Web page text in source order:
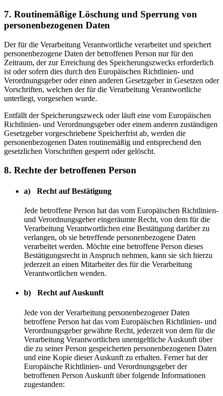
7. Routinemäßige Löschung und Sperrung von
personenbezogenen Daten
Der für die Verarbeitung Verantwortliche verarbeitet und speichert
personenbezogene Daten der betroffenen Person nur für den
Zeitraum, der zur Erreichung des Speicherungszwecks erforderlich
ist oder sofern dies durch den Europäischen Richtlinien- und
Verordnungsgeber oder einen anderen Gesetzgeber in Gesetzen oder
Vorschriften, welchen der für die Verarbeitung Verantwortliche
unterliegt, vorgesehen wurde.
Entfällt der Speicherungszweck oder läuft eine vom Europäischen
Richtlinien- und Verordnungsgeber oder einem anderen zuständigen
Gesetzgeber vorgeschriebene Speicherfrist ab, werden die
personenbezogenen Daten routinemäßig und entsprechend den
gesetzlichen Vorschriften gesperrt oder gelöscht.
8. Rechte der betroffenen Person
a) Recht auf Bestätigung
Jede betroffene Person hat das vom Europäischen Richtlinien-
und Verordnungsgeber eingeräumte Recht, von dem für die
Verarbeitung Verantwortlichen eine Bestätigung darüber zu
verlangen, ob sie betreffende personenbezogene Daten
verarbeitet werden. Möchte eine betroffene Person dieses
Bestätigungsrecht in Anspruch nehmen, kann sie sich hierzu
jederzeit an einen Mitarbeiter des für die Verarbeitung
Verantwortlichen wenden.
b) Recht auf Auskunft
Jede von der Verarbeitung personenbezogener Daten
betroffene Person hat das vom Europäischen Richtlinien- und
Verordnungsgeber gewährte Recht, jederzeit von dem für die
Verarbeitung Verantwortlichen unentgeltliche Auskunft über
die zu seiner Person gespeicherten personenbezogenen Daten
und eine Kopie dieser Auskunft zu erhalten. Ferner hat der
Europäische Richtlinien- und Verordnungsgeber der
betroffenen Person Auskunft über folgende Informationen
zugestanden: